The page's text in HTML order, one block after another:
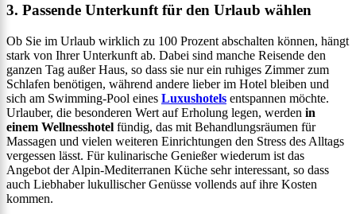
3. Passende Unterkunft für den Urlaub wählen
Ob Sie im Urlaub wirklich zu 100 Prozent abschalten können, hängt
stark von Ihrer Unterkunft ab. Dabei sind manche Reisende den
ganzen Tag außer Haus, so dass sie nur ein ruhiges Zimmer zum
Schlafen benötigen, während andere lieber im Hotel bleiben und
sich am Swimming-Pool eines Luxushotels entspannen möchte.
Urlauber, die besonderen Wert auf Erholung legen, werden in
einem Wellnesshotel fündig, das mit Behandlungsräumen für
Massagen und vielen weiteren Einrichtungen den Stress des Alltags
vergessen lässt. Für kulinarische Genießer wiederum ist das
Angebot der Alpin-Mediterranen Küche sehr interessant, so dass
auch Liebhaber lukullischer Genüsse vollends auf ihre Kosten
kommen.